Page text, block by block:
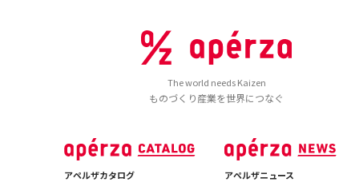
The world needs Kaizen
ものづくり産業を世界につなぐ
アペルザカタログ アペルザニュース